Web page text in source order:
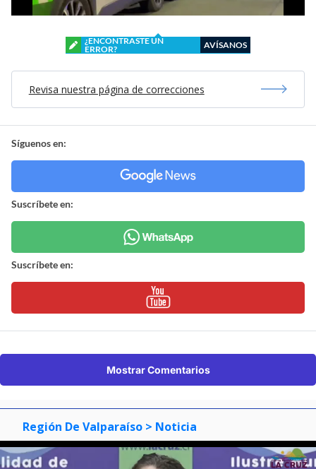
¿ENCONTRASTE UN
ERROR?
AVÍSANOS
Revisa nuestra página de correcciones
Síguenos en:
Suscríbete en:
Suscríbete en:
Mostrar Comentarios
Región De Valparaíso > Noticia